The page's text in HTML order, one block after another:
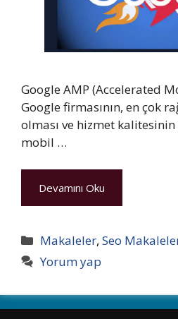
Google AMP (Accelerated
Google firmasının, en çok
olması ve hizmet
mobil …
Devamını Oku
Kategoriler
Makaleler,Seo
Yorum yap